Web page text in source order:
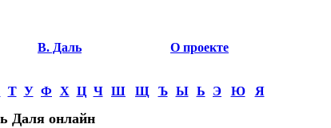
В. Даль О проекте
Т У Ф Х Ц Ч Ш Щ Ъ Ы Ь Э Ю Я
Даля онлайн